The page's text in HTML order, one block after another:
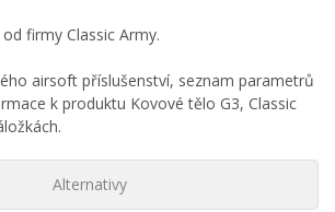
firmy Classic Army.
airsoft příslušenství, seznam parametrů
k produktu Kovové tělo G3, Classic
Alternativy